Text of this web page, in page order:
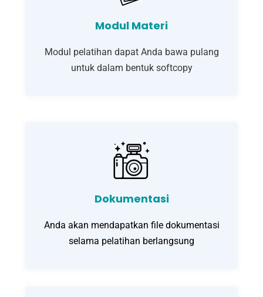
Modul Materi
Modul pelatihan dapat Anda bawa pulang
untuk dalam bentuk softcopy
Dokumentasi
Anda akan mendapatkan file dokumentasi
selama pelatihan berlangsung